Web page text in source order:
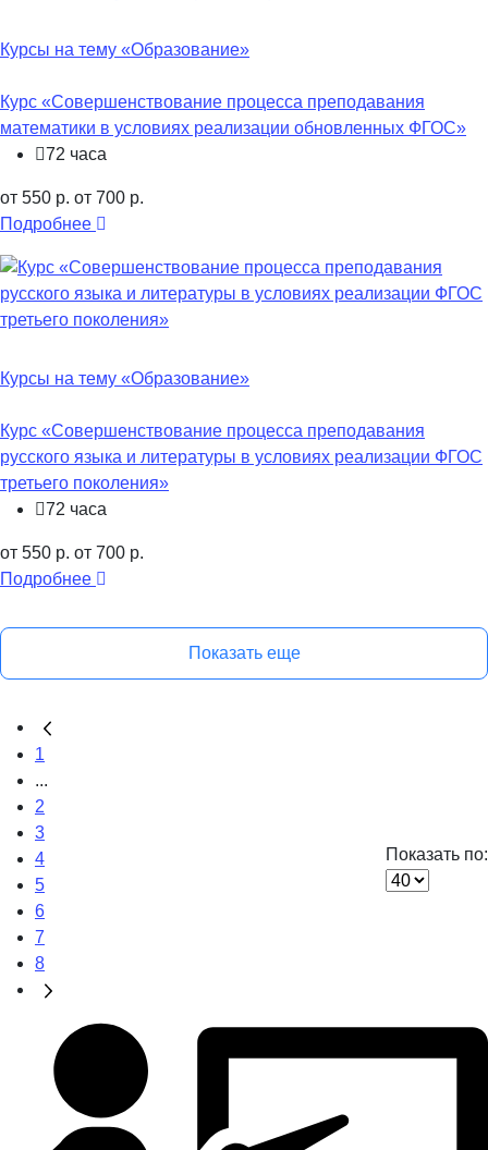
Курсы на тему «Образование»
Курс «Совершенствование процесса преподавания
математики в условиях реализации обновленных ФГОС»
72 часа
от 550 р. от 700 р.
Подробнее
Курсы на тему «Образование»
Курс «Совершенствование процесса преподавания
русского языка и литературы в условиях реализации ФГОС
третьего поколения»
72 часа
от 550 р. от 700 р.
Подробнее
Показать еще
1
...
2
3
4
5
6
7
8
Показать по: